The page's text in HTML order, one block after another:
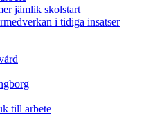
jämlik skolstart
i tidiga insatser
till arbete